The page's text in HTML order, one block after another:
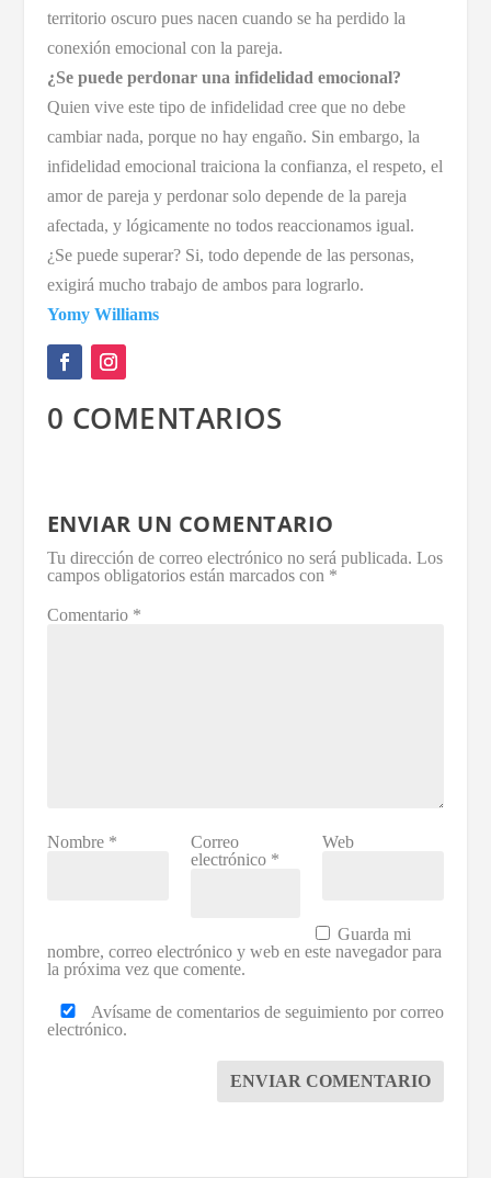
territorio oscuro pues nacen cuando se ha perdido la
conexión emocional con la pareja.
¿Se puede perdonar una infidelidad emocional?
Quien vive este tipo de infidelidad cree que no debe
cambiar nada, porque no hay engaño. Sin embargo, la
infidelidad emocional traiciona la confianza, el respeto, el
amor de pareja y perdonar solo depende de la pareja
afectada, y lógicamente no todos reaccionamos igual.
¿Se puede superar? Si, todo depende de las personas,
exigirá mucho trabajo de ambos para lograrlo.
Yomy Williams
0 COMENTARIOS
ENVIAR UN COMENTARIO
Tu dirección de correo electrónico no será publicada. Los
campos obligatorios están marcados con *
Comentario *
Nombre *
Correo
electrónico *
Web
Guarda mi
nombre, correo electrónico y web en este navegador para
la próxima vez que comente.
Avísame de comentarios de seguimiento por correo
electrónico.
ENVIAR COMENTARIO